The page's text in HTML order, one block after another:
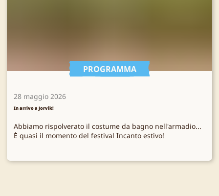
PROGRAMMA
28 maggio 2026
In arrivo a Jorvik!
Abbiamo rispolverato il costume da bagno nell'armadio...
È quasi il momento del festival Incanto estivo!